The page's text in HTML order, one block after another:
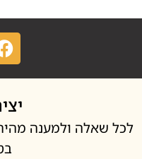
יצירת
ולמענה מהיר
בטלפון